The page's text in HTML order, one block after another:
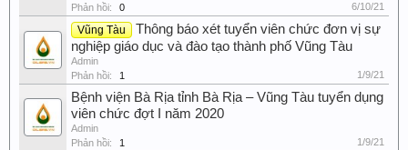
Phản hồi:
0 6/10/21
Vũng Tàu
Thông báo xét tuyển viên chức đơn vị sự
nghiệp giáo dục và đào tạo thành phố Vũng Tàu
Admin
Phản hồi:
1 1/9/21
Bệnh viện Bà Rịa tỉnh Bà Rịa – Vũng Tàu tuyển dụng
viên chức đợt I năm 2020
Admin
Phản hồi:
1 1/9/21